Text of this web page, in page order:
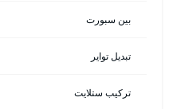
بين سبورت
تبديل تواير
تركيب ستلايت